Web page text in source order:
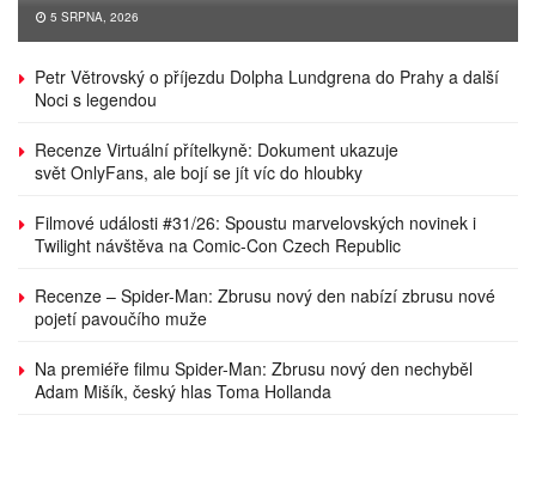
5 SRPNA, 2026
Petr Větrovský o příjezdu Dolpha Lundgrena do Prahy a další
Noci s legendou
Recenze Virtuální přítelkyně: Dokument ukazuje
svět OnlyFans, ale bojí se jít víc do hloubky
Filmové události #31/26: Spoustu marvelovských novinek i
Twilight návštěva na Comic-Con Czech Republic
Recenze – Spider-Man: Zbrusu nový den nabízí zbrusu nové
pojetí pavoučího muže
Na premiéře filmu Spider-Man: Zbrusu nový den nechyběl
Adam Mišík, český hlas Toma Hollanda